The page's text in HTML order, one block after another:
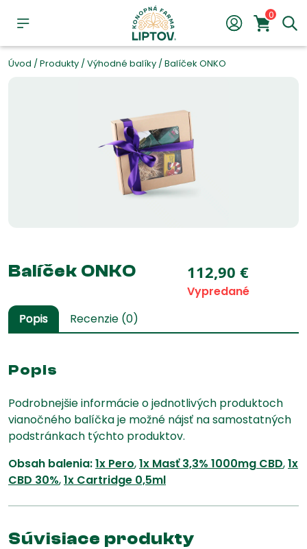
0
Úvod /Produkty /Výhodné balíky /Balíček ONKO
Balíček ONKO 112,90€
Vypredané
Popis Recenzie (0)
Popis
Podrobnejšie informácie o jednotlivých produktoch
vianočného balíčka je možné nájsť na samostatných
podstránkach týchto produktov.
Obsah balenia:1x Pero,1x Masť 3,3% 1000mg CBD,1x
CBD 30%,1x Cartridge 0,5ml
Súvisiace produkty